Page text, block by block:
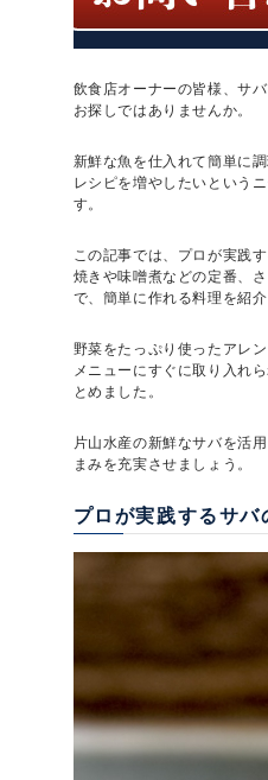
飲食店オーナーの皆様、サ
お探しではありませんか。
新鮮な魚を仕入れて簡単に
レシピを増やしたいという
す。
この記事では、プロが実践
焼きや味噌煮などの定番、
で、簡単に作れる料理を紹介
野菜をたっぷり使ったアレ
メニューにすぐに取り入れ
とめました。
片山水産の新鮮なサバを活
まみを充実させましょう。
プロが実践するサバ